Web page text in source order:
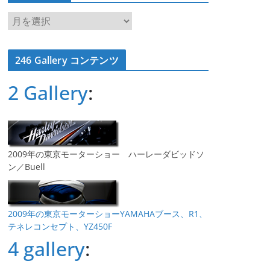
ア
ー
カ
イ246 Gallery コンテンツ
2 Gallery:
2009年の東京モーターショー ハーレーダビッドソ
ン／Buell
2009年の東京モーターショーYAMAHAブース、R1、
テネレコンセプト、YZ450F
4 gallery: